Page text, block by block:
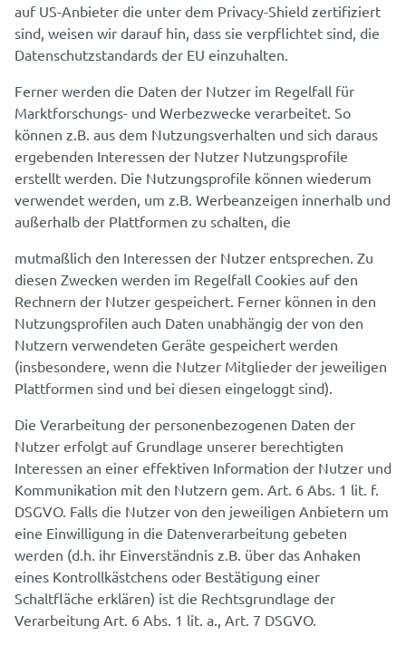
auf US-Anbieter die unter dem Privacy-Shield zertifiziert
sind, weisen wir darauf hin, dass sie verpflichtet sind, die
Datenschutzstandards der EU einzuhalten.
Ferner werden die Daten der Nutzer im Regelfall für
Marktforschungs- und Werbezwecke verarbeitet. So
können z.B. aus dem Nutzungsverhalten und sich daraus
ergebenden Interessen der Nutzer Nutzungsprofile
erstellt werden. Die Nutzungsprofile können wiederum
verwendet werden, um z.B. Werbeanzeigen innerhalb und
außerhalb der Plattformen zu schalten, die
mutmaßlich den Interessen der Nutzer entsprechen. Zu
diesen Zwecken werden im Regelfall Cookies auf den
Rechnern der Nutzer gespeichert. Ferner können in den
Nutzungsprofilen auch Daten unabhängig der von den
Nutzern verwendeten Geräte gespeichert werden
(insbesondere, wenn die Nutzer Mitglieder der jeweiligen
Plattformen sind und bei diesen eingeloggt sind).
Die Verarbeitung der personenbezogenen Daten der
Nutzer erfolgt auf Grundlage unserer berechtigten
Interessen an einer effektiven Information der Nutzer und
Kommunikation mit den Nutzern gem. Art. 6 Abs. 1 lit. f.
DSGVO. Falls die Nutzer von den jeweiligen Anbietern um
eine Einwilligung in die Datenverarbeitung gebeten
werden (d.h. ihr Einverständnis z.B. über das Anhaken
eines Kontrollkästchens oder Bestätigung einer
Schaltfläche erklären) ist die Rechtsgrundlage der
Verarbeitung Art. 6 Abs. 1 lit. a., Art. 7 DSGVO.